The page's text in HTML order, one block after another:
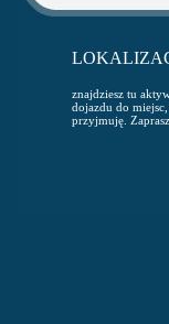
znajdziesz tu
dojazdu do
przyjmuję.